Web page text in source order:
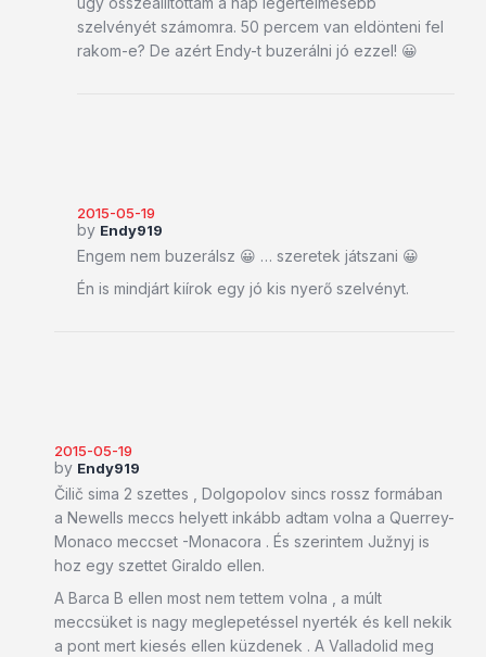
szelvényét számomra. 50 percem van eldönteni fel
rakom-e? De azért Endy-t buzerálni jó ezzel! 😀
2015-05-19
by Endy919
Engem nem buzerálsz 😀 … szeretek játszani 😀
Én is mindjárt kiírok egy jó kis nyerő szelvényt.
2015-05-19
by Endy919
Čilič sima 2 szettes , Dolgopolov sincs rossz formában
a Newells meccs helyett inkább adtam volna a Querrey-
Monaco meccset -Monacora . És szerintem Južnyj is
hoz egy szettet Giraldo ellen.
A Barca B ellen most nem tettem volna , a múlt
meccsüket is nagy meglepetéssel nyerték és kell nekik
a pont mert kiesés ellen küzdenek . A Valladolid meg